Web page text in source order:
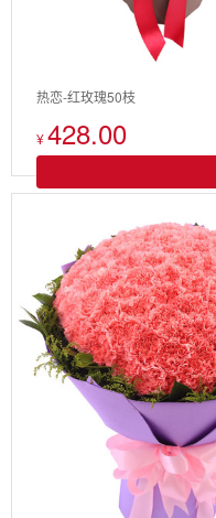
热恋-红玫瑰50枝
¥428.00